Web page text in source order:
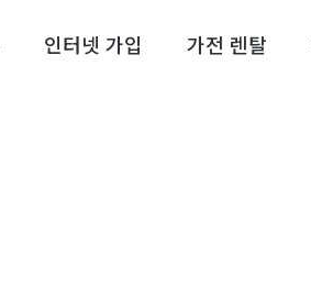
인터넷 가입 가전 렌탈